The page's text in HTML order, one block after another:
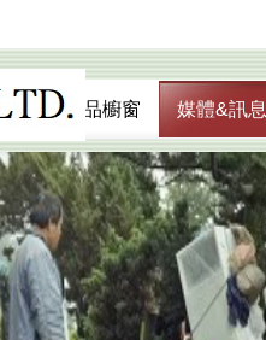
商品櫥窗 媒體&訊息